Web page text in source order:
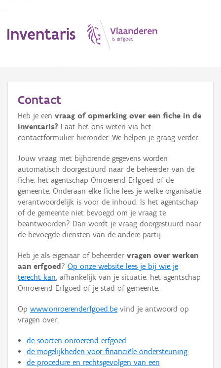
Inventaris
Erfgoedobject
Aanduidingsobject
Waarneming
Thema
Gebeurtenis
Persoon of collectief
Hergebruik
Aanmelden
Contact
Heb je een vraag of opmerking over een fiche in de
inventaris? Laat het ons weten via het
contactformulier hieronder. We helpen je graag verder.
Jouw vraag met bijhorende gegevens worden
automatisch doorgestuurd naar de beheerder van de
fiche: het agentschap Onroerend Erfgoed of de
gemeente. Onderaan elke fiche lees je welke organisatie
verantwoordelijk is voor de inhoud. Is het agentschap
of de gemeente niet bevoegd om je vraag te
beantwoorden? Dan wordt je vraag doorgestuurd naar
de bevoegde diensten van de andere partij.
Heb je als eigenaar of beheerder vragen over werken
aan erfgoed ? Op onze website lees je bij wie je
terecht kan, afhankelijk van je situatie: het agentschap
Onroerend Erfgoed of je stad of gemeente.
Op www.onroerenderfgoed.be vind je antwoord op
vragen over:
de soorten onroerend erfgoed
de mogelijkheden voor financiële ondersteuning
de procedure en rechtsgevolgen van een